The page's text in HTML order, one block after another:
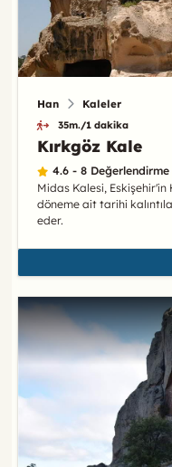
Han Kaleler
35m./1 dakika
Kırkgöz Kale
4.6 - 8 Değerlendirme
Midas Kalesi, Eskişehir'in
döneme ait tarihi
eder.